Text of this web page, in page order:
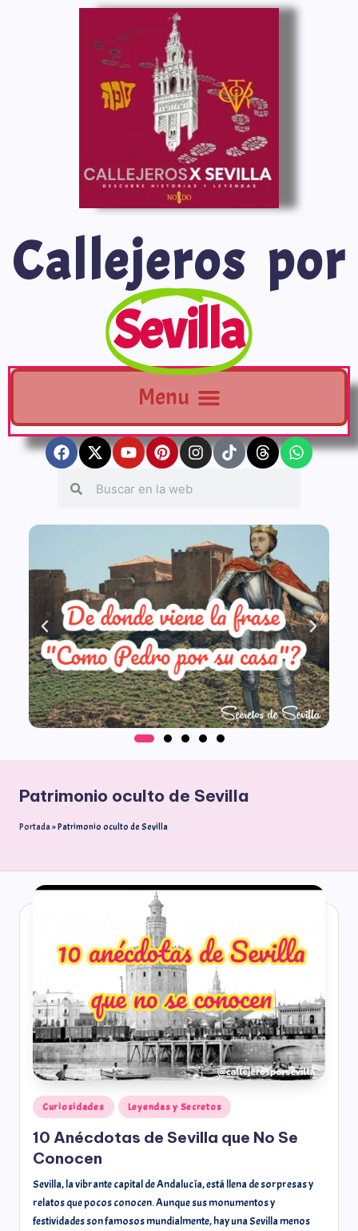
Callejeros por
Sevilla
Patrimonio oculto de Sevilla
Portada»Patrimonio oculto de Sevilla
Curiosidades Leyendas y Secretos
10 Anécdotas de Sevilla que No Se
Conocen
Sevilla, la vibrante capital de Andalucía, está llena de sorpresas y
relatos que pocos conocen. Aunque sus monumentos y
festividades son famosos mundialmente, hay una Sevilla menos